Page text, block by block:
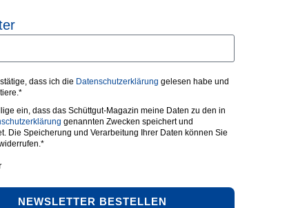
dass ich die Datenschutzerklärunggelesen habe und
ein, dass das Schüttgut-Magazin meine Daten zu den in
genannten Zwecken speichert und
Die Speicherung und Verarbeitung Ihrer Daten können Sie
NEWSLETTER BESTELLEN